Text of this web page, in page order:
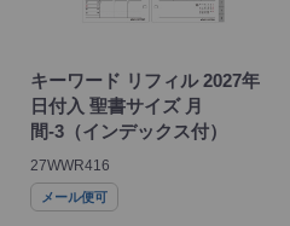
キーワード リフィル 2027年
日付入 聖書サイズ 月
間-3（インデックス付）
27WWR416
メール便可